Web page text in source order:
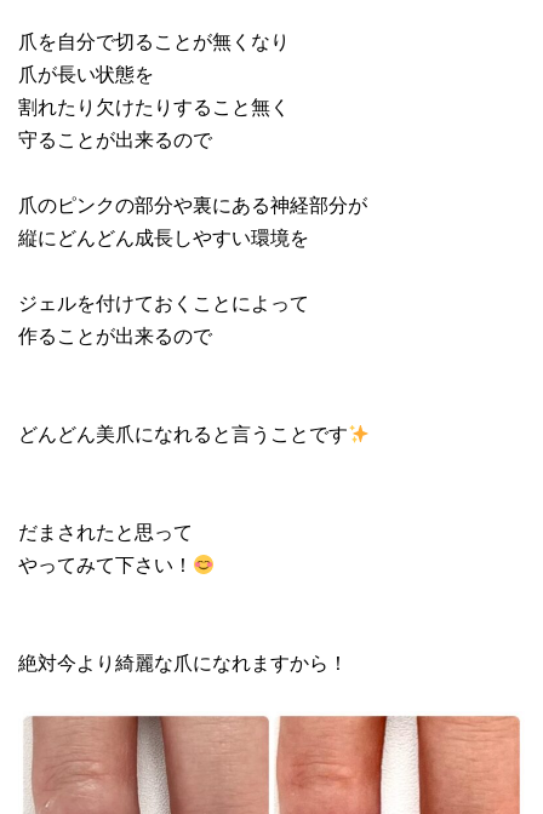
爪を自分で切ることが無くなり
爪が長い状態を
割れたり欠けたりすること無く
守ることが出来るので
爪のピンクの部分や裏にある神経部分が
縦にどんどん成長しやすい環境を
ジェルを付けておくことによって
作ることが出来るので
どんどん美爪になれると言うことです
だまされたと思って
やってみて下さい！
絶対今より綺麗な爪になれますから！